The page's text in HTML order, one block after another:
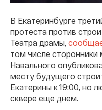
В Екатеринбурге
протеста против
Театра драмы,
том числе сторонники
Навального
месту будущего
Екатерины к 19:00, но
сквере еще днем.